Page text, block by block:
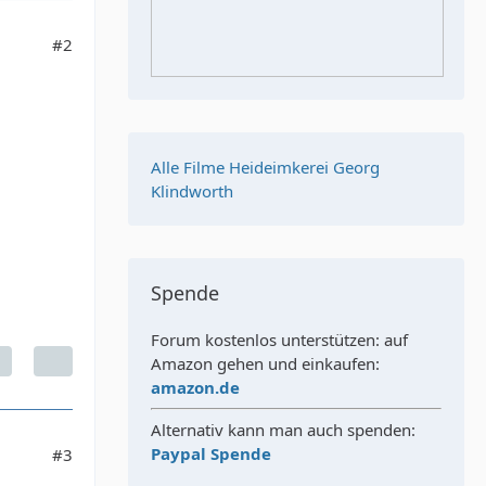
#2
#3
Alle Filme Heideimkerei Georg
Klindworth
Spende
Forum kostenlos unterstützen: auf
Amazon gehen und einkaufen:
amazon.de
Alternativ kann man auch spenden:
Paypal Spende